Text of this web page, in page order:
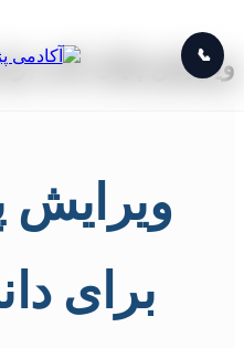
📞
ویرایش پایان نامه
ویرایش
برای